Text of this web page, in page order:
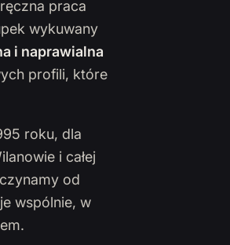
praca
wykuwany
i naprawialna
profili, które
roku, dla
i całej
od
wspólnie, w